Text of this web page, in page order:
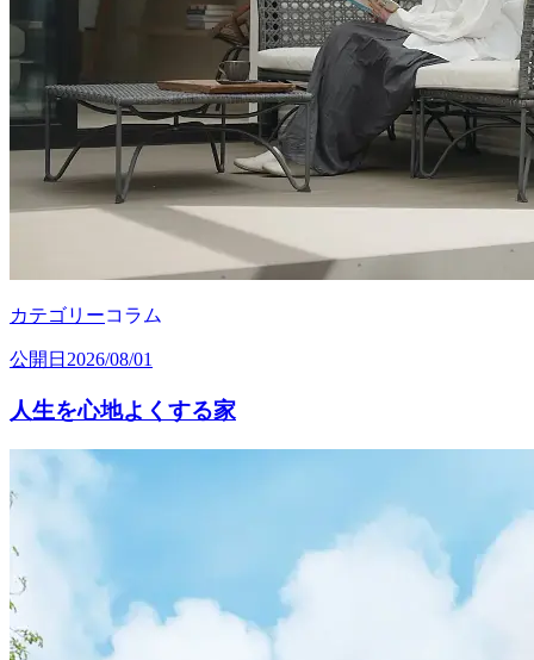
カテゴリーコラム
公開日 2026/08/01
人生を心地よくする家